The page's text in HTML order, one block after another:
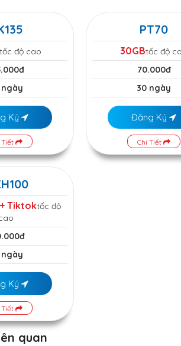
tốc độ cao
ngày
Ký
Tiết
PT70
30GBtốc độ
70.000đ
30 ngày
Đăng Ký
Chi Tiết
Tiktoktốc độ
ngày
Ký
Tiết
quan